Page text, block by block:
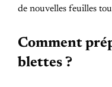
de nouvelles feuilles
Comment
blettes ?